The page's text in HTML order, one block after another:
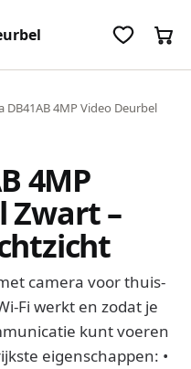
DB41AB 4MP Video Deurbel
4MP
Zwart –
camera voor thuis-
Fi werkt en zodat je
kunt voeren
eigenschappen: •